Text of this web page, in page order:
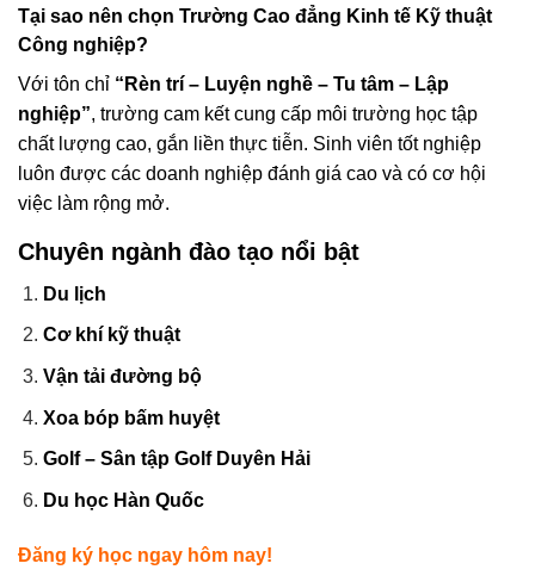
Tại sao nên chọn Trường Cao đẳng Kinh tế Kỹ thuật
Công nghiệp?
Với tôn chỉ “Rèn trí – Luyện nghề – Tu tâm – Lập
nghiệp”, trường cam kết cung cấp môi trường học tập
chất lượng cao, gắn liền thực tiễn. Sinh viên tốt nghiệp
luôn được các doanh nghiệp đánh giá cao và có cơ hội
việc làm rộng mở.
Chuyên ngành đào tạo nổi bật
Du lịch
Cơ khí kỹ thuật
Vận tải đường bộ
Xoa bóp bấm huyệt
Golf – Sân tập Golf Duyên Hải
Du học Hàn Quốc
Đăng ký học ngay hôm nay!